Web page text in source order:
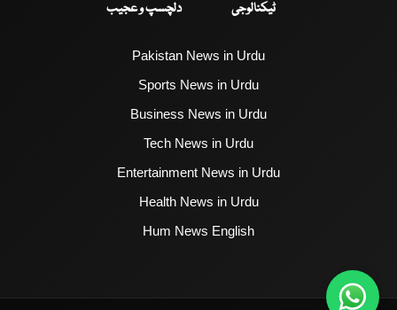
ٹیکنالوجی
دلچسپ و عجیب
Pakistan News in Urdu
Sports News in Urdu
Business News in Urdu
Tech News in Urdu
Entertainment News in Urdu
Health News in Urdu
Hum News English